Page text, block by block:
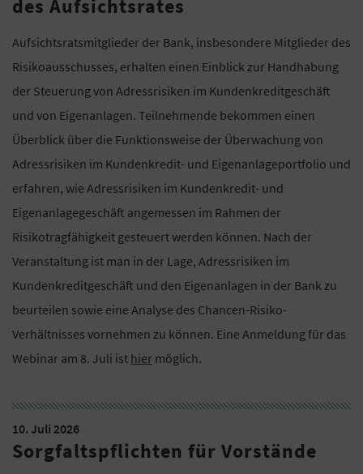
des Aufsichtsrates
Aufsichtsratsmitglieder der Bank, insbesondere Mitglieder des
Risikoausschusses, erhalten einen Einblick zur Handhabung
der Steuerung von Adressrisiken im Kundenkreditgeschäft
und von Eigenanlagen. Teilnehmende bekommen einen
Überblick über die Funktionsweise der Überwachung von
Adressrisiken im Kundenkredit- und Eigenanlageportfolio und
erfahren, wie Adressrisiken im Kundenkredit- und
Eigenanlagegeschäft angemessen im Rahmen der
Risikotragfähigkeit gesteuert werden können. Nach der
Veranstaltung ist man in der Lage, Adressrisiken im
Kundenkreditgeschäft und den Eigenanlagen in der Bank zu
beurteilen sowie eine Analyse des Chancen-Risiko-
Verhältnisses vornehmen zu können. Eine Anmeldung für das
Webinar am 8. Juli ist hier möglich.
10. Juli 2026
Sorgfaltspflichten für Vorstände